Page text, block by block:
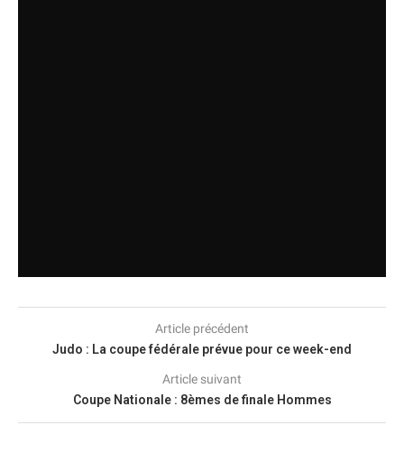
Article précédent
Judo : La coupe fédérale prévue pour ce week-end
Article suivant
Coupe Nationale : 8èmes de finale Hommes